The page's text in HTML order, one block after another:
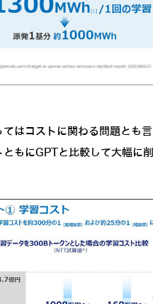
てはコストに関わる問題とも
ともにGPTと比較して大幅に